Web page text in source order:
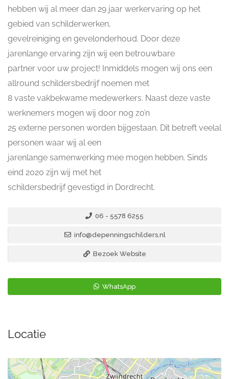
hebben wij al meer dan 29 jaar werkervaring op het
gebied van schilderwerken,
gevelreiniging en gevelonderhoud. Door deze
jarenlange ervaring zijn wij een betrouwbare
partner voor uw project! Inmiddels mogen wij ons een
allround schildersbedrijf noemen met
8 vaste vakbekwame medewerkers. Naast deze vaste
werknemers mogen wij door nog zo’n
25 externe personen worden bijgestaan. Dit betreft veelal
personen waar wij al een
jarenlange samenwerking mee mogen hebben. Sinds
eind 2020 zijn wij met het
schildersbedrijf gevestigd in Dordrecht.
06 - 5578 6255
info@depenningschilders.nl
Bezoek Website
WhatsApp
Locatie